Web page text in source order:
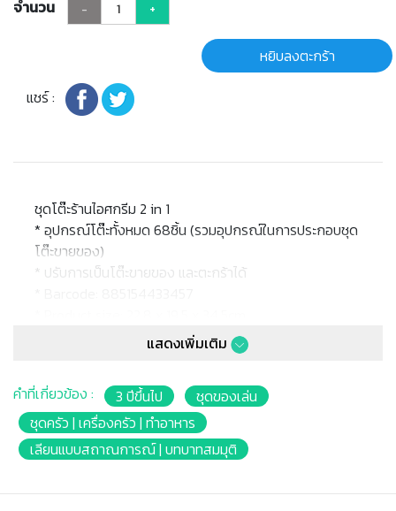
จำนวน
- +
หยิบลงตะกร้า
แชร์ :
ชุดโต๊ะร้านไอศกรีม 2 in 1
* อุปกรณ์โต๊ะทั้งหมด 68ชิ้น (รวมอุปกรณ์ในการประกอบชุด
โต๊ะขายของ)
* ปรับการเป็นโต๊ะขายของ และตะกร้าได้
* Package size: 23.5 x 19.5 x 15.7cm.
แสดงเพิ่มเติม
คำที่เกี่ยวข้อง : 3 ปีขึ้นไป
ชุดของเล่น
ชุดครัว | เครื่องครัว | ทำอาหาร
เลียนแบบสถาณการณ์ | บทบาทสมมุติ